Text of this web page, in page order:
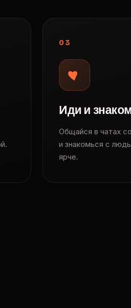
03
Иди и
Общайся в чатах
и знакомься с
ярче.